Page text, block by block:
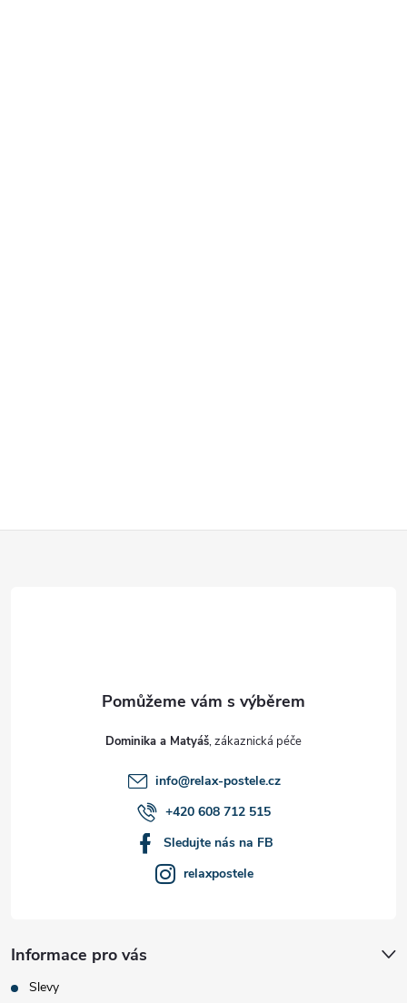
Dominika a Matyáš
info@relax-postele.cz
+420 608 712 515
Sledujte nás na FB
relaxpostele
Informace pro vás
Slevy